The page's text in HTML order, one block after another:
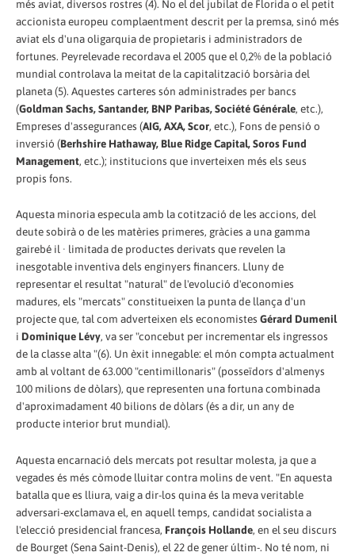
més aviat, diversos rostres (4). No el del jubilat de Florida o el petit
accionista europeu complaentment descrit per la premsa, sinó més
aviat els d'una oligarquia de propietaris i administradors de
fortunes. Peyrelevade recordava el 2005 que el 0,2% de la població
mundial controlava la meitat de la capitalització borsària del
planeta (5). Aquestes carteres són administrades per bancs
(Goldman Sachs, Santander, BNP Paribas, Société Générale, etc.),
Empreses d'assegurances (AIG, AXA, Scor, etc.), Fons de pensió o
inversió (Berhshire Hathaway, Blue Ridge Capital, Soros Fund
Management, etc.); institucions que inverteixen més els seus
propis fons.
Aquesta minoria especula amb la cotització de les accions, del
deute sobirà o de les matèries primeres, gràcies a una gamma
gairebé il · limitada de productes derivats que revelen la
inesgotable inventiva dels enginyers financers. Lluny de
representar el resultat "natural" de l'evolució d'economies
madures, els "mercats" constitueixen la punta de llança d'un
projecte que, tal com adverteixen els economistes Gérard Dumenil
i Dominique Lévy, va ser "concebut per incrementar els ingressos
de la classe alta "(6). Un èxit innegable: el món compta actualment
amb al voltant de 63.000 "centimillonaris" (posseïdors d'almenys
100 milions de dòlars), que representen una fortuna combinada
d'aproximadament 40 bilions de dòlars (és a dir, un any de
producte interior brut mundial).
Aquesta encarnació dels mercats pot resultar molesta, ja que a
vegades és més còmode lluitar contra molins de vent. "En aquesta
batalla que es lliura, vaig a dir-los quina és la meva veritable
adversari-exclamava el, en aquell temps, candidat socialista a
l'elecció presidencial francesa, François Hollande, en el seu discurs
de Bourget (Sena Saint-Denis), el 22 de gener últim-. No té nom, ni